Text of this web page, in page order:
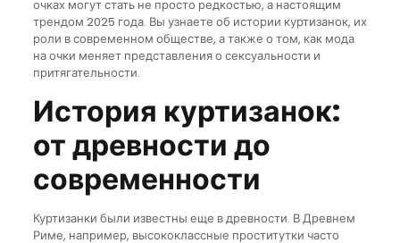
очках могут стать не просто редкостью, а настоящим
трендом 2025 года. Вы узнаете об истории куртизанок, их
роли в современном обществе, а также о том, как мода
на очки меняет представления о сексуальности и
притягательности.
История куртизанок:
от древности до
современности
Куртизанки были известны еще в древности. В Древнем
Риме, например, высококлассные проститутки часто